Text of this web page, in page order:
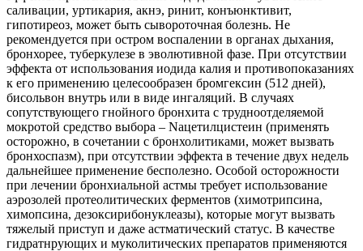
саливации, уртикария, акнэ, ринит, конъюнктивит,
гипотиреоз, может быть сывороточная болезнь. Не
рекомендуется при остром воспалении в органах дыхания,
бронхорее, туберкулезе в эволютивной фазе. При отсутствии
эффекта от использования иодида калия и противопоказаниях
к его применению целесообразен бромгексин (512 дней),
бисольвон внутрь или в виде ингаляций. В случаях
сопутствующего гнойного бронхита с трудноотделяемой
мокротой средство выбора – Nацетилцистеин (применять
осторожно, в сочетании с бронхолитиками, может вызвать
бронхоспазм), при отсутствии эффекта в течение двух недель
дальнейшее применение бесполезно. Особой осторожности
при лечении бронхиальной астмы требует использование
аэрозолей протеолитических ферментов (химотрипсина,
химопсина, дезоксирибонуклеазы), которые могут вызвать
тяжелый приступ и даже астматический статус. В качестве
гидратнрующих и муколитических препаратов применяются